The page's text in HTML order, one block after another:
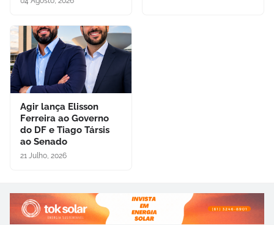
Agir lança Elisson
Ferreira ao Governo
do DF e Tiago Társis
ao Senado
21 Julho, 2026